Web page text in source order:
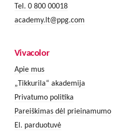
Tel. 0 800 00018
academy.lt@ppg.com
Vivacolor
Apie mus
„Tikkurila“ akademija
Privatumo politika
Pareiškimas dėl prieinamumo
El. parduotuvė